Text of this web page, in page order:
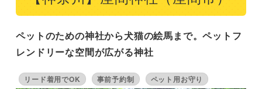
ペットのための神社から犬猫の絵馬まで。ペットフ
レンドリーな空間が広がる神社
リード着用でOK 事前予約制 ペット用お守り